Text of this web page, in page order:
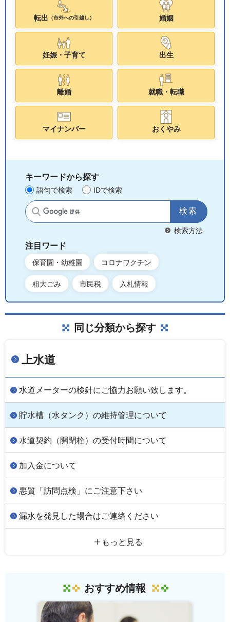
転出 （市外への引越し） 婚姻
妊娠・子育て 出生
離婚 就職・転職
マイナンバー おくやみ
キーワードから探す
語句で検索 IDで検索
サイト内検索
検索方法
注目ワード
保育園・幼稚園 コロナワクチン
粗大ごみ 市民税 入札情報
同じ分類から探す
上水道
水道メーターの検針にご協力お願い致します。
貯水槽（水タンク）の維持管理について
水道契約（開閉栓）の受付時間について
加入金について
悪質「訪問点検」にご注意下さい
漏水を発見した場合はご連絡ください
もっと見る
おすすめ情報